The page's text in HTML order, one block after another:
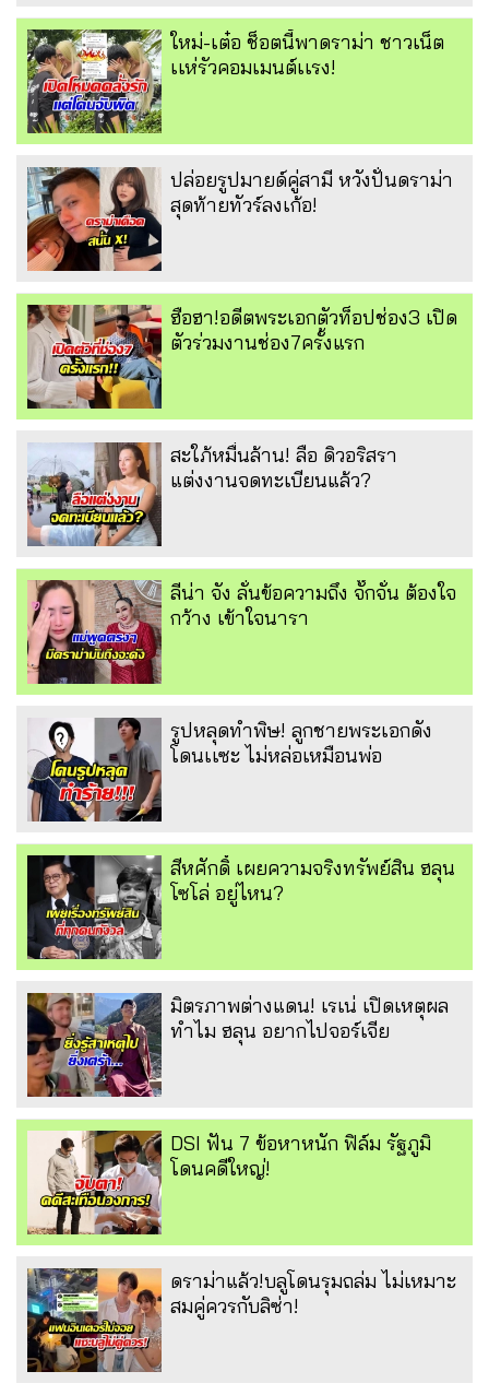
ใหม่-เต๋อ ช็อตนี้พาดราม่า ชาวเน็ต
เเห่รัวคอมเมนต์เเรง!
ปล่อยรูปมายด์คู่สามี หวังปั่นดราม่า
สุดท้ายทัวร์ลงเก้อ!
ฮือฮา!อดีตพระเอกตัวท็อปช่อง3 เปิด
ตัวร่วมงานช่อง7ครั้งแรก
สะใภ้หมื่นล้าน! ลือ ดิวอริสรา
แต่งงานจดทะเบียนแล้ว?
ลีน่า จัง ลั่นข้อความถึง จั๊กจั่น ต้องใจ
กว้าง เข้าใจนารา
รูปหลุดทำพิษ! ลูกชายพระเอกดัง
โดนเเซะ ไม่หล่อเหมือนพ่อ
สีหศักดิ์ เผยความจริงทรัพย์สิน ฮลุน
โซโล่ อยู่ไหน?
มิตรภาพต่างแดน! เรเน่ เปิดเหตุผล
ทำไม ฮลุน อยากไปจอร์เจีย
DSI ฟัน 7 ข้อหาหนัก ฟิล์ม รัฐภูมิ
โดนคดีใหญ่!
ดราม่าแล้ว!บลูโดนรุมถล่ม ไม่เหมาะ
สมคู่ควรกับลิซ่า!